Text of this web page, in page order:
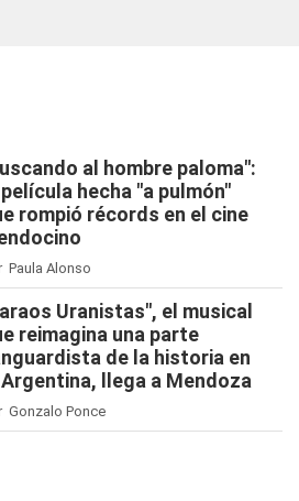
al hombre paloma":
película hecha "a pulmón"
rompió récords en el cine
Paula Alonso
Uranistas", el musical
reimagina una parte
de la historia en
Argentina, llega a Mendoza
Gonzalo Ponce